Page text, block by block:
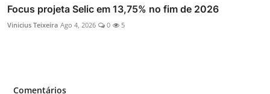
Focus projeta Selic em 13,75% no fim de 2026
Vinicius Teixeira Ago 4, 2026 0 5
Comentários